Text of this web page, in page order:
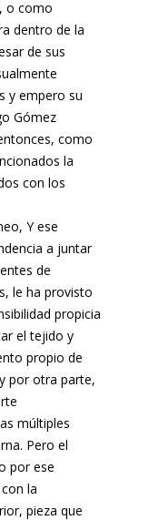
o como
dentro de la
de sus
y empero su
Gómez
como
la
con los
Y ese
a juntar
de
le ha provisto
propicia
el tejido y
propio de
por otra parte,
múltiples
Pero el
por ese
la
pieza que